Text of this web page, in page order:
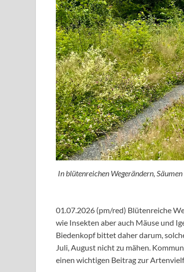
In blütenreichen Wegerändern,
01.07.2026 (pm/red) Blütenreiche
wie Insekten aber auch Mäuse und
Biedenkopf bittet daher darum,
Juli, August nicht zu mähen.
einen wichtigen Beitrag zur